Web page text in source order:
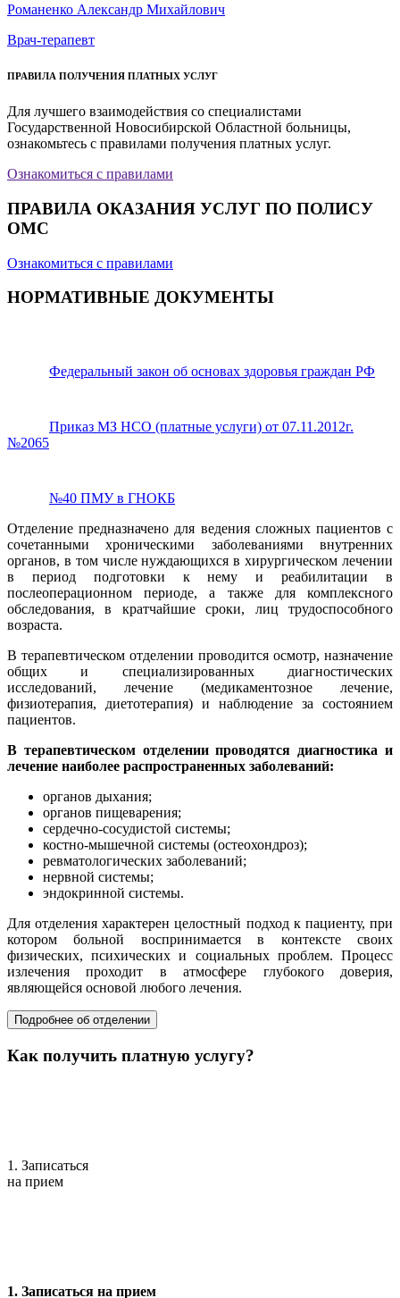
Романенко Александр Михайлович
Врач-терапевт
ПРАВИЛА ПОЛУЧЕНИЯ ПЛАТНЫХ УСЛУГ
Для лучшего взаимодействия со специалистами
Государственной Новосибирской Областной больницы,
ознакомьтесь с правилами получения платных услуг.
Ознакомиться с правилами
ПРАВИЛА ОКАЗАНИЯ УСЛУГ ПО ПОЛИСУ
ОМС
Ознакомиться с правилами
НОРМАТИВНЫЕ ДОКУМЕНТЫ
Федеральный закон об основах здоровья граждан РФ
Приказ МЗ НСО (платные услуги) от 07.11.2012г.
№2065
№40 ПМУ в ГНОКБ
Отделение предназначено для ведения сложных пациентов с
сочетанными хроническими заболеваниями внутренних
органов, в том числе нуждающихся в хирургическом лечении
в период подготовки к нему и реабилитации в
послеоперационном периоде, а также для комплексного
обследования, в кратчайшие сроки, лиц трудоспособного
возраста.
В терапевтическом отделении проводится осмотр, назначение
общих и специализированных диагностических
исследований, лечение (медикаментозное лечение,
физиотерапия, диетотерапия) и наблюдение за состоянием
пациентов.
В терапевтическом отделении проводятся диагностика и
лечение наиболее распространенных заболеваний:
органов дыхания;
органов пищеварения;
сердечно-сосудистой системы;
костно-мышечной системы (остеохондроз);
ревматологических заболеваний;
нервной системы;
эндокринной системы.
Для отделения характерен целостный подход к пациенту, при
котором больной воспринимается в контексте своих
физических, психических и социальных проблем. Процесс
излечения проходит в атмосфере глубокого доверия,
являющейся основой любого лечения.
Подробнее об отделении
Как получить платную услугу?
1. Записаться
на прием
1. Записаться на прием